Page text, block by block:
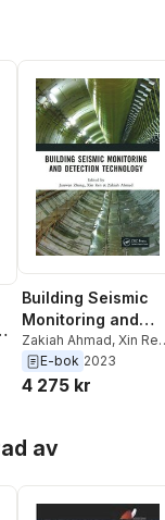
Building Seismic
Monitoring and
Detection
Technology
Zakiah Ahmad, Xin Ren
Junwen Zhang
E-bok 2023
4 275 kr
av